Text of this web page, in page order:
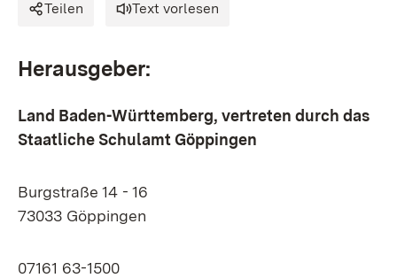
Teilen Text vorlesen
Herausgeber:
Land Baden-Württemberg, vertreten durch das
Staatliche Schulamt Göppingen
Burgstraße 14 - 16
73033 Göppingen
07161 63-1500